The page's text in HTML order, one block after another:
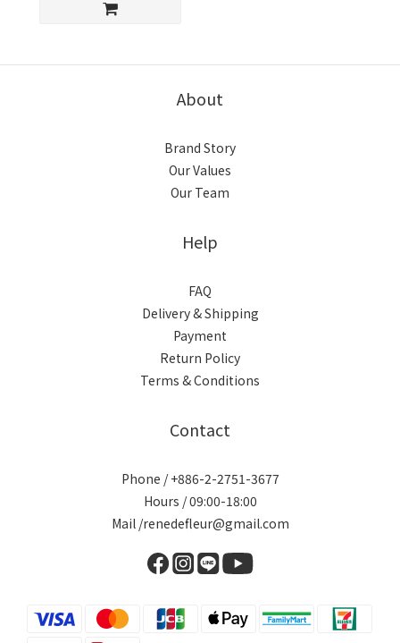
About
Brand Story
Our Values
Our Team
Help
FAQ
Delivery & Shipping
Payment
Return Policy
Terms & Conditions
Contact
Phone / +886-2-2751-3677
Hours / 09:00-18:00
Mail /renedefleur@gmail.com